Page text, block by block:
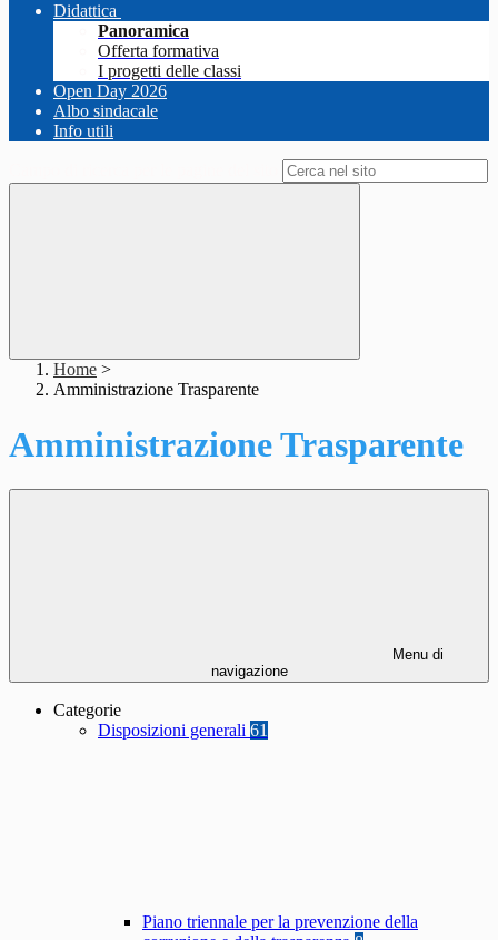
Didattica
Panoramica
Offerta formativa
I progetti delle classi
Open Day 2026
Albo sindacale
Info utili
Home >
Amministrazione Trasparente
Amministrazione Trasparente
Menu di
navigazione
Categorie
Disposizioni generali 61
Piano triennale per la prevenzione della